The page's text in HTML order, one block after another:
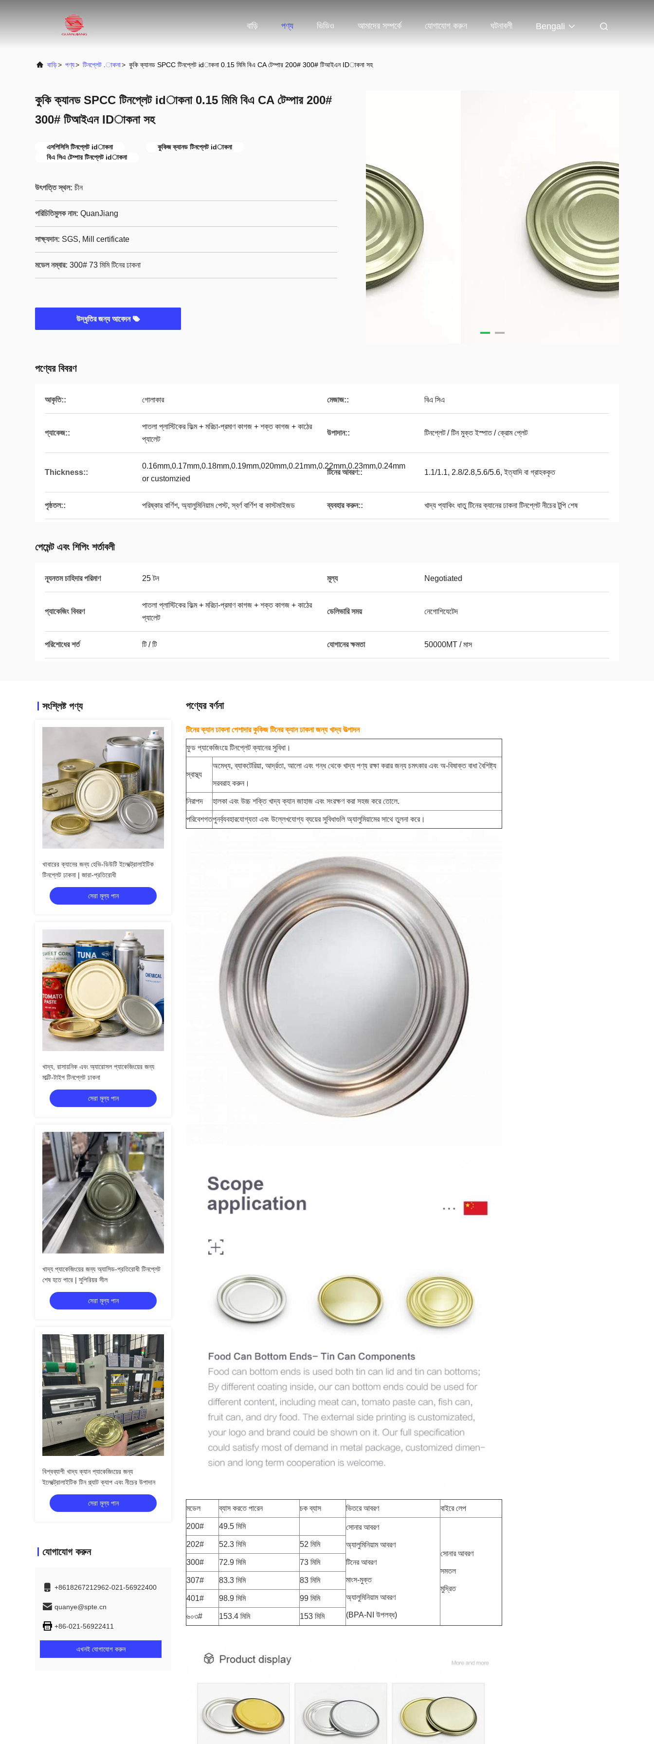
বাড়ি পণ্য ভিডিও আমাদের সম্পর্কে যোগাযোগ করুন ঘটনাবলী Bengali
বাড়ি> পণ্য> টিনপ্লেট .াকনা> কুকি ক্যানড SPCC টিনপ্লেট idাকনা 0.15 মিমি বিএ CA টেম্পার 200# 300# টিআইএন IDাকনা সহ
কুকি ক্যানড SPCC টিনপ্লেট idাকনা 0.15 মিমি বিএ CA টেম্পার 200#
300# টিআইএন IDাকনা সহ
এসপিসিসি টিনপ্লেট idাকনা
কুকিজ ক্যানড টিনপ্লেট idাকনা
বিএ সিএ টেম্পার টিনপ্লেট idাকনা
উৎপত্তি স্থল: চীন
পরিচিতিমুলক নাম: QuanJiang
সাক্ষ্যদান: SGS, Mill certificate
মডেল নম্বার: 300# 73 মিমি টিনের ঢাকনা
উদ্ধৃতির জন্য আবেদন
পণ্যের বিবরণ
আকৃতি:: গোলাকার মেজাজ:: বিএ সিএ
প্যাকেজ::
পাতলা প্লাস্টিকের ফিল্ম + মরিচা-প্রমাণ কাগজ + শক্ত কাগজ + কাঠের
প্যালেট
উপাদান:: টিনপ্লেট / টিন মুক্ত ইস্পাত / ক্রোম প্লেট
Thickness::
0.16mm,0.17mm,0.18mm,0.19mm,020mm,0.21mm,0.22mm,0.23mm,0.24mm
or customzied
টিনের আবরণ:: 1.1/1.1, 2.8/2.8,5.6/5.6, ইত্যাদি বা গ্রাহককৃত
পৃষ্ঠতল:: পরিষ্কার বার্ণিশ, অ্যালুমিনিয়াম পেস্ট, স্বর্ণ বার্ণিশ বা কাস্টমাইজড ব্যবহার করুন:: খাদ্য প্যাকিং ধাতু টিনের ক্যানের ঢাকনা টিনপ্লেট নীচের টুপি শেষ
পেমেন্ট এবং শিপিং শর্তাবলী
ন্যূনতম চাহিদার পরিমাণ 25 টন মূল্য Negotiated
প্যাকেজিং বিবরণ
পাতলা প্লাস্টিকের ফিল্ম + মরিচা-প্রমাণ কাগজ + শক্ত কাগজ + কাঠের
প্যালেট
ডেলিভারি সময় নেগোশিযেটেদ
পরিশোধের শর্ত টি / টি যোগানের ক্ষমতা 50000MT / মাস
সংশ্লিষ্ট পণ্য
খাবারের ক্যানের জন্য হেভি-ডিউটি ​​ইলেক্ট্রোলাইটিক
টিনপ্লেট ঢাকনা | জারা-প্রতিরোধী
সেরা মূল্য পান
খাদ্য, রাসায়নিক এবং অ্যারোসল প্যাকেজিংয়ের জন্য
মাল্টি-টাইপ টিনপ্লেট ঢাকনা
সেরা মূল্য পান
খাদ্য প্যাকেজিংয়ের জন্য অ্যাসিড-প্রতিরোধী টিনপ্লেট
শেষ হতে পারে | সুপিরিয়র সীল
সেরা মূল্য পান
বিশ্বব্যাপী খাদ্য ক্যান প্যাকেজিংয়ের জন্য
ইলেক্ট্রোলাইটিক টিন প্ল্যাট ক্যাপ এবং নীচের উপাদান
সেরা মূল্য পান
যোগাযোগ করুন
+8618267212962-021-56922400
quanye@spte.cn
+86-021-56922411
এখনই যোগাযোগ করুন
পণ্যের বর্ণনা
টিনের ক্যান ঢাকনা পেশাদার কুকিজ টিনের ক্যান ঢাকনা জন্য খাদ্য উত্পাদন
ফুড প্যাকেজিংয়ে টিনপ্লেট ক্যানের সুবিধা।
স্বাস্থ্য
অমেধ্য, ব্যাকটেরিয়া, আর্দ্রতা, আলো এবং গন্ধ থেকে খাদ্য পণ্য রক্ষা করার জন্য চমৎকার এবং অ-বিষাক্ত বাধা বৈশিষ্ট্য
সরবরাহ করুন।
নিরাপদ হালকা এবং উচ্চ শক্তি খাদ্য ক্যান জাহাজ এবং সংরক্ষণ করা সহজ করে তোলে.
পরিবেশগতপুনর্ব্যবহারযোগ্যতা এবং উল্লেখযোগ্য ব্যয়ের সুবিধাগুলি অ্যালুমিয়ামের সাথে তুলনা করে।
মডেল ব্যাস করতে পারেন চক ব্যাস ভিতরে আবরণ বাইরে লেপ
200# 49.5 মিমি সোনার আবরণ
অ্যালুমিনিয়াম আবরণ
টিনের আবরণ
মাংস-মুক্ত
অ্যালুমিনিয়াম আবরণ
(BPA-NI উপলব্ধ)
সোনার আবরণ
সমতল
মুদ্রিত
202# 52.3 মিমি 52 মিমি
300# 72.9 মিমি 73 মিমি
307# 83.3 মিমি 83 মিমি
401# 98.9 মিমি 99 মিমি
৬০৩# 153.4 মিমি 153 মিমি